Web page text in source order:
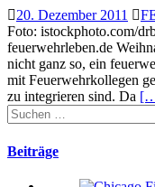
20. Dezember 2011
Foto: istockphoto.com/
feuerwehrleben.de
nicht ganz so, ein
mit Feuerwehrkollegen
zu integrieren sind. Da
Suchen
nach:
Beiträge